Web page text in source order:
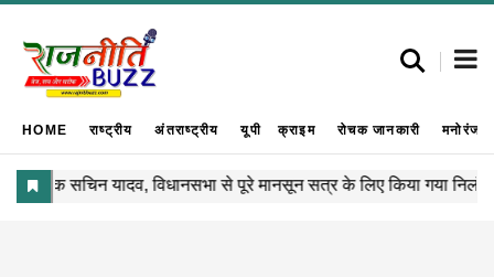
HOME राष्ट्रीय अंतराष्ट्रीय यूपी क्राइम रोचक जानकारी मनोरंजन